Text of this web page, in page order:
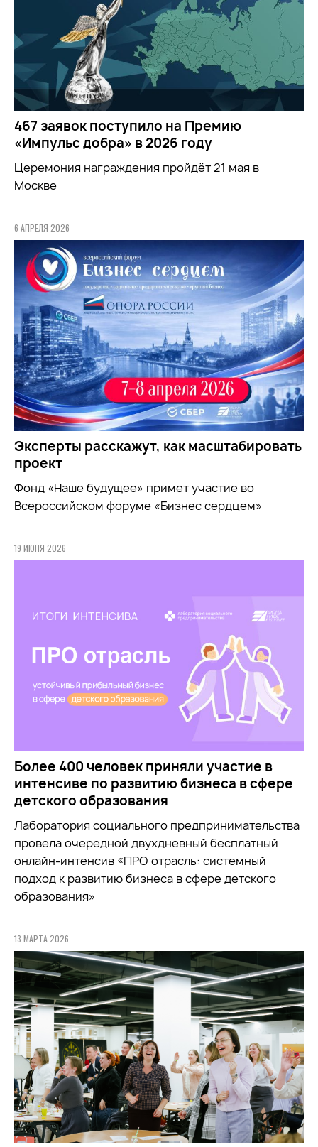
467 заявок поступило на Премию
«Импульс добра» в 2026 году
Церемония награждения пройдёт 21 мая в
Москве
6 АПРЕЛЯ 2026
Эксперты расскажут, как масштабировать
проект
Фонд «Наше будущее» примет участие во
Всероссийском форуме «Бизнес сердцем»
19 ИЮНЯ 2026
Более 400 человек приняли участие в
интенсиве по развитию бизнеса в сфере
детского образования
Лаборатория социального предпринимательства
провела очередной двухдневный бесплатный
онлайн-интенсив «ПРО отрасль: системный
подход к развитию бизнеса в сфере детского
образования»
13 МАРТА 2026